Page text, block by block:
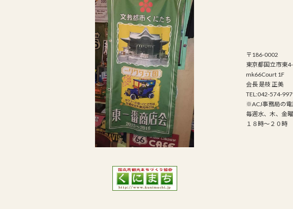
〒186-0002
東京都国立市東
mk66Court 1F
会長 是枝 正美
TEL:042-574-
※ACJ事務局の
毎週水、木、金
１８時～２０時